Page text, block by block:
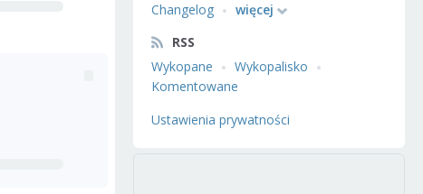
Changelog
więcej
RSS
Wykopane
Wykopalisko
Komentowane
Ustawienia prywatności